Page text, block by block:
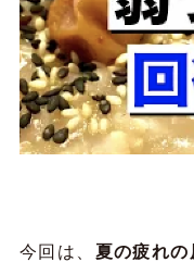
今回は、 夏の疲れ